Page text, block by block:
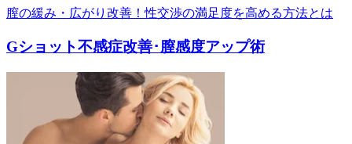
膣の緩み・広がり改善！性交渉の満足度を高める方法とは
Gショット不感症改善･膣感度アップ術